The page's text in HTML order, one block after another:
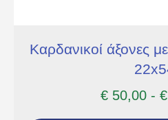
Καρδανικοί άξονες
€50,00- €